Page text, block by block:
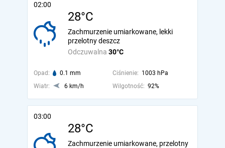
02:00
28°C
Odczuwalna 30°C
Zachmurzenie umiarkowane, lekki
przelotny deszcz
Opad: 0.1 mm Ciśnienie: 1003 hPa
Wiatr:
6 km/h Wilgotność: 92%
03:00
28°C
Zachmurzenie umiarkowane, przelotny